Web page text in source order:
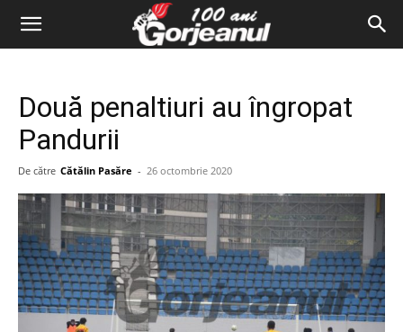
Două penaltiuri au îngropat
Pandurii
De către Cătălin Pasăre - 26 octombrie 2020